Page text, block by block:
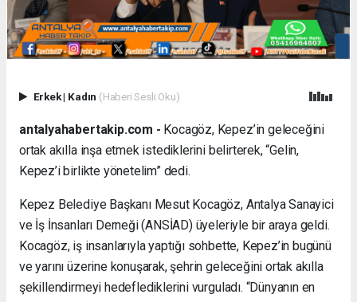
Erkek| Kadın (Haberi Sesli Oku)
antalyahabertakip.com - Kocagöz, Kepez’in geleceğini
ortak akılla inşa etmek istediklerini belirterek, “Gelin,
Kepez’i birlikte yönetelim” dedi.
Kepez Belediye Başkanı Mesut Kocagöz, Antalya Sanayici
ve İş İnsanları Derneği (ANSİAD) üyeleriyle bir araya geldi.
Kocagöz, iş insanlarıyla yaptığı sohbette, Kepez’in bugünü
ve yarını üzerine konuşarak, şehrin geleceğini ortak akılla
şekillendirmeyi hedeflediklerini vurguladı. “Dünyanın en